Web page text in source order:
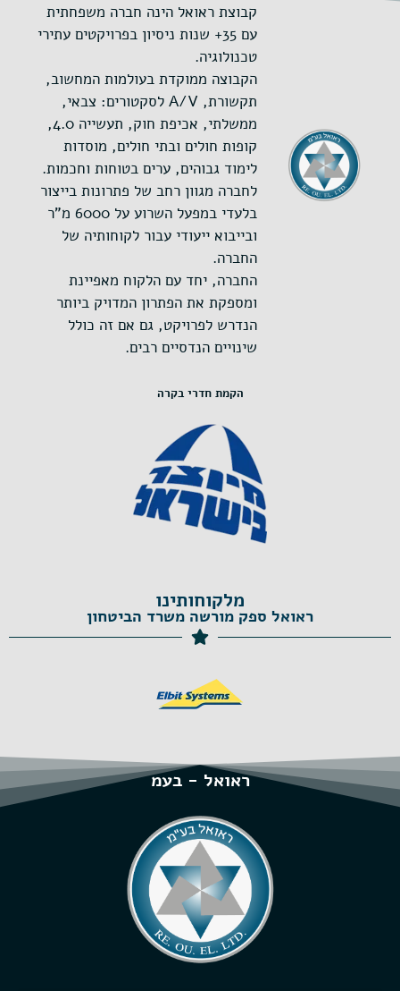
קבוצת ראואל הינה חברה משפחתית
עם 35+ שנות ניסיון בפרויקטים עתירי
טכנולוגיה.
הקבוצה ממוקדת בעולמות המחשוב,
תקשורת, A/V לסקטורים: צבאי,
ממשלתי, אכיפת חוק, תעשייה 4.0,
קופות חולים ובתי חולים, מוסדות
לימוד גבוהים, ערים בטוחות וחכמות.
לחברה מגוון רחב של פתרונות בייצור
בלעדי במפעל השרוע על 6000 מ"ר
ובייבוא ייעודי עבור לקוחותיה של
החברה.
החברה, יחד עם הלקוח מאפיינת
ומספקת את הפתרון המדויק ביותר
הנדרש לפרויקט, גם אם זה כולל
שינויים הנדסיים רבים.
הקמת חדרי בקרה
מלקוחותינו
ראואל ספק מורשה משרד הביטחון
ראואל - בעמ